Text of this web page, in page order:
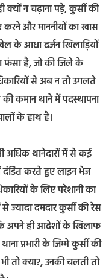
क्यों न चढ़ाना पड़े, कुर्सी की
और माननीयों का खास
के आधा दर्जन खिलाड़ियों
फंसा है, जो की जिले के
से अब न तो उगलते
कमान थाने में पदस्थापना
के हाथ है।
अधिक थानेदारों में से कई
दंडित करते हुए लाइन भेज
के लिए परेशानी का
ज्यादा दमदार कुर्सी की रेस
अपने ही आदेशों के खिलाफ
प्रभारी के जिम्मे कुर्सी की
तो क्या?, उनकी चलती तो